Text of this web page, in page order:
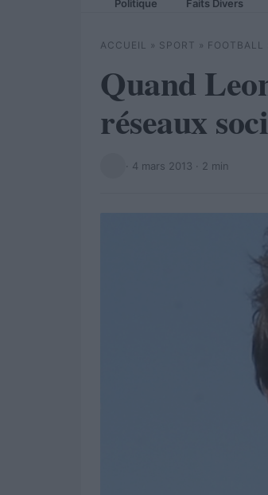
Politique Faits Divers
ACCUEIL » SPORT » FOOTBALL
Quand
réseaux
· 4 mars 2013 · 2 min